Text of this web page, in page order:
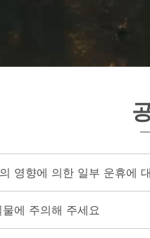
영향에 의한 일부 운휴에
물에 주의해 주세요